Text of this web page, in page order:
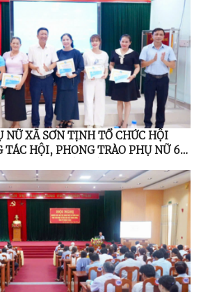
XÃ SƠN TỊNH TỔ CHỨC HỘI
TÁC HỘI, PHONG TRÀO PHỤ NỮ 6